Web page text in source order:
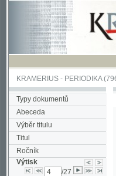
KRAMERIUS-PERIODIKA(796/
Typy dokumentů
Abeceda
Výběr titulu
Titul
Ročník
Výtisk
/27
Stránka